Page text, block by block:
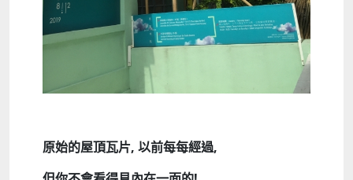
原始的屋頂瓦片, 以前每每經過,